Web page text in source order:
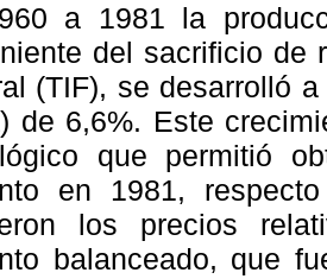
a 1981 la
del sacrificio de
(TIF), se desarrolló
de 6,6%. Este
que permitió
en 1981,
los precios
balanceado, que